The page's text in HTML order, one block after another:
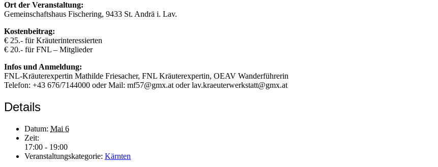
Ort der Veranstaltung:
Gemeinschaftshaus Fischering, 9433 St. Andrä i. Lav.
Kostenbeitrag:
€ 25.- für Kräuterinteressierten
€ 20.- für FNL – Mitglieder
Infos und Anmeldung:
FNL-Kräuterexpertin Mathilde Friesacher, FNL Kräuterexpertin, OEAV Wanderführerin
Telefon: +43 676/7144000 oder Mail: mf57@gmx.at oder lav.kraeuterwerkstatt@gmx.at
Details
Datum: Mai 6
Zeit:
17:00 - 19:00
Veranstaltungskategorie: Kärnten